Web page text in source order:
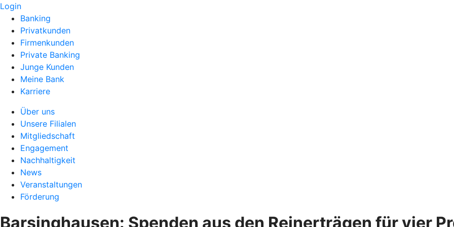
Login
Banking
Privatkunden
Firmenkunden
Private Banking
Junge Kunden
Meine Bank
Karriere
Über uns
Unsere Filialen
Mitgliedschaft
Engagement
Nachhaltigkeit
News
Veranstaltungen
Förderung
Barsinghausen: Spenden aus den Reinerträgen für vier